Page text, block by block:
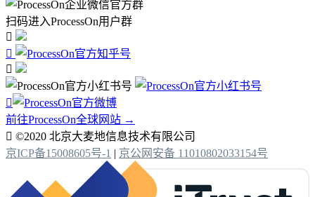
扫码进入ProcessOn用户群




前往ProcessOn全球网站 →
 ©2020 北京大麦地信息技术有限公司
京ICP备15008605号-1 | 京公网安备 11010802033154号